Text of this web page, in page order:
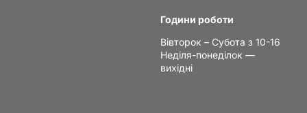
Години роботи
Вівторок – Субота з 10-16
Неділя-понеділок —
вихідні